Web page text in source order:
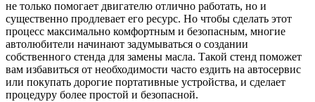
не только помогает двигателю отлично работать, но и
существенно продлевает его ресурс. Но чтобы сделать этот
процесс максимально комфортным и безопасным, многие
автолюбители начинают задумываться о создании
собственного стенда для замены масла. Такой стенд поможет
вам избавиться от необходимости часто ездить на автосервис
или покупать дорогие портативные устройства, и сделает
процедуру более простой и безопасной.